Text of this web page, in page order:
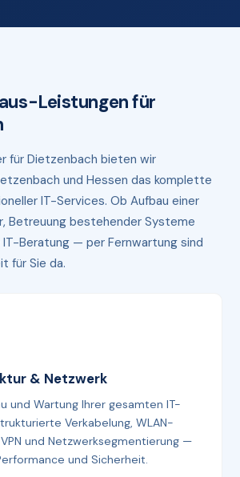
Leistungen für
für Dietzenbach bieten wir
und Hessen das komplette
IT-Services. Ob Aufbau einer
Betreuung bestehender Systeme
Beratung — per Fernwartung sind
für Sie da.
& Netzwerk
und Wartung Ihrer gesamten IT-
Verkabelung, WLAN-
und Netzwerksegmentierung —
und Sicherheit.